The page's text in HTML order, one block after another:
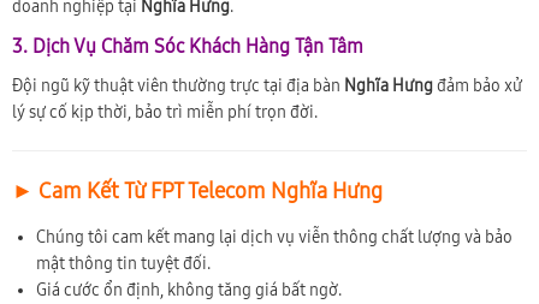
doanh nghiệp tại Nghĩa Hưng.
3. Dịch Vụ Chăm Sóc Khách Hàng Tận Tâm
Đội ngũ kỹ thuật viên thường trực tại địa bàn Nghĩa Hưngđảm bảo xử
lý sự cố kịp thời, bảo trì miễn phí trọn đời.
► Cam Kết Từ FPT Telecom Nghĩa Hưng
Chúng tôi cam kết mang lại dịch vụ viễn thông chất lượng và bảo
mật thông tin tuyệt đối.
Giá cước ổn định, không tăng giá bất ngờ.